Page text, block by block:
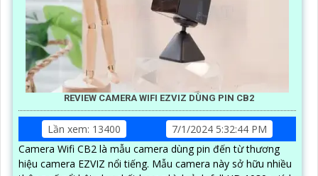
REVIEW CAMERA WIFI EZVIZ DÙNG PIN CB2
Lần xem: 13400
7/1/2024 5:32:44 PM
Camera Wifi CB2 là mẫu camera dùng pin đến từ thương
hiệu camera EZVIZ nổi tiếng. Mẫu camera này sở hữu nhiều